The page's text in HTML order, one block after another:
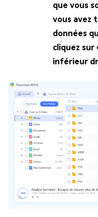
que vous
vous avez
données
cliquez sur
inférieur